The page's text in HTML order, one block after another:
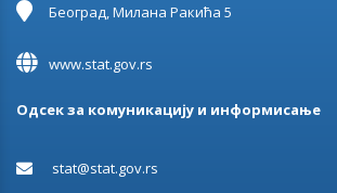
Београд, Милана Ракића 5
www.stat.gov.rs
Одсек за комуникацију и информисање
stat@stat.gov.rs